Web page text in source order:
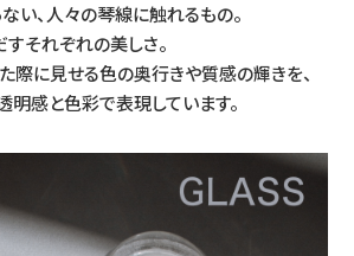
い、人々の琴線に触れるもの。
すそれぞれの美しさ。
際に見せる色の奥行きや質感の輝きを、
明感と色彩で表現しています。